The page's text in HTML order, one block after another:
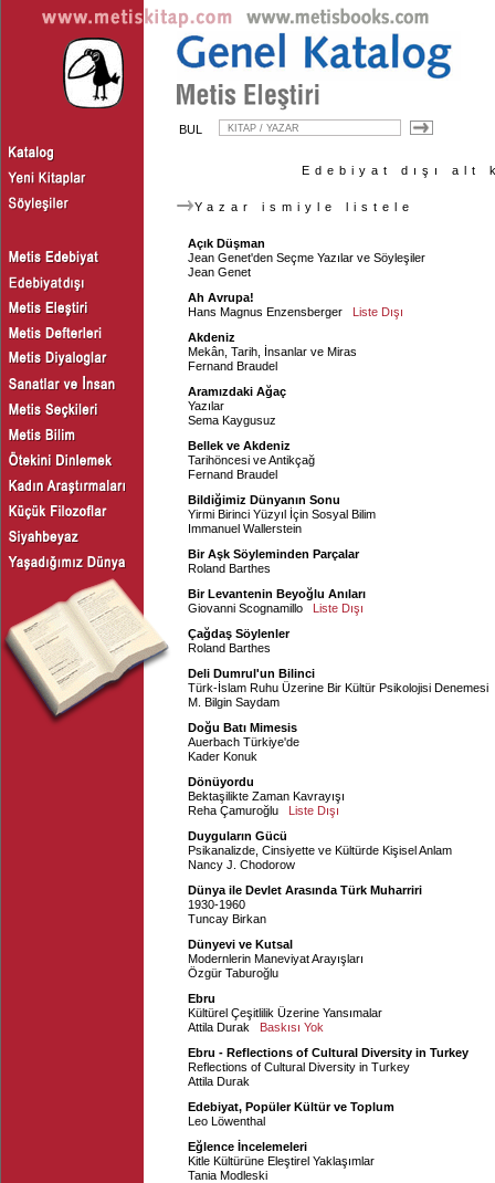
BUL
Edebiyat dışı
Yazar ismiyle listele
Açık Düşman
Jean Genet'den Seçme Yazılar ve Söyleşiler
Jean Genet
Ah Avrupa!
Hans Magnus Enzensberger
Liste Dışı
Akdeniz
Mekân, Tarih, İnsanlar ve Miras
Fernand Braudel
Aramızdaki Ağaç
Yazılar
Sema Kaygusuz
Bellek ve Akdeniz
Tarihöncesi ve Antikçağ
Fernand Braudel
Bildiğimiz Dünyanın Sonu
Yirmi Birinci Yüzyıl İçin Sosyal Bilim
Immanuel Wallerstein
Bir Aşk Söyleminden Parçalar
Roland Barthes
Bir Levantenin Beyoğlu Anıları
Giovanni Scognamillo
Liste Dışı
Çağdaş Söylenler
Roland Barthes
Deli Dumrul'un Bilinci
Türk-İslam Ruhu Üzerine Bir Kültür Psikolojisi Denemesi
M. Bilgin Saydam
Doğu Batı Mimesis
Auerbach Türkiye'de
Kader Konuk
Dönüyordu
Bektaşilikte Zaman Kavrayışı
Reha Çamuroğlu
Liste Dışı
Duyguların Gücü
Psikanalizde, Cinsiyette ve Kültürde Kişisel Anlam
Nancy J. Chodorow
Dünya ile Devlet Arasında Türk Muharriri
1930-1960
Tuncay Birkan
Dünyevi ve Kutsal
Modernlerin Maneviyat Arayışları
Özgür Taburoğlu
Ebru
Kültürel Çeşitlilik Üzerine Yansımalar
Attila Durak
Baskısı Yok
Ebru - Reflections of Cultural Diversity in Turkey
Reflections of Cultural Diversity in Turkey
Attila Durak
Edebiyat, Popüler Kültür ve Toplum
Leo Löwenthal
Eğlence İncelemeleri
Kitle Kültürüne Eleştirel Yaklaşımlar
Tania Modleski